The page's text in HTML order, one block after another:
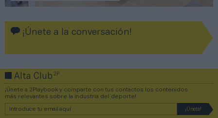
¡Únete a la conversación!
Alta Club2P
¡Únete a 2Playbook y comparte con tus contactos los contenidos
más relevantes sobre la industria del deporte!